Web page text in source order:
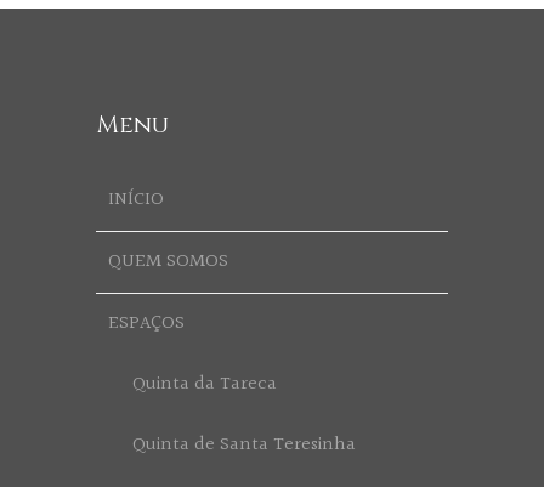
Menu
INÍCIO
QUEM SOMOS
ESPAÇOS
Quinta da Tareca
Quinta de Santa Teresinha